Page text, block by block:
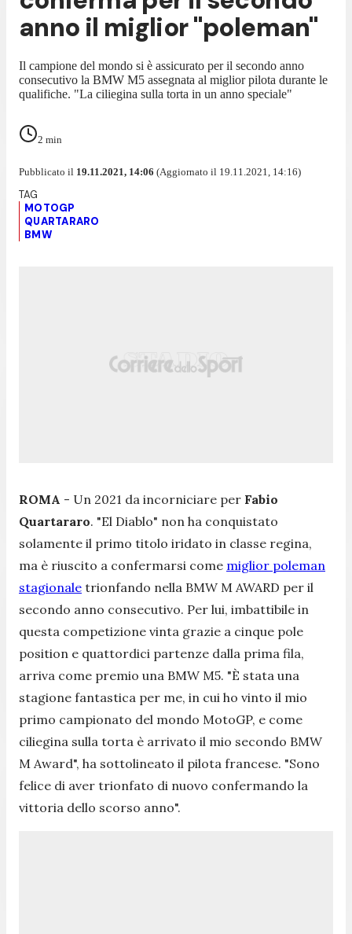
anno il miglior "poleman"
Il campione del mondo si è assicurato per il secondo anno
consecutivo la BMW M5 assegnata al miglior pilota durante le
qualifiche. "La ciliegina sulla torta in un anno speciale"
2 min
Pubblicato il 19.11.2021, 14:06 (Aggiornato il 19.11.2021, 14:16)
MOTOGP
QUARTARARO
BMW
ROMA - Un 2021 da incorniciare per Fabio
Quartararo. "El Diablo" non ha conquistato
solamente il primo titolo iridato in classe regina,
ma è riuscito a confermarsi come miglior poleman
stagionale trionfando nella BMW M AWARD per il
secondo anno consecutivo. Per lui, imbattibile in
questa competizione vinta grazie a cinque pole
position e quattordici partenze dalla prima fila,
arriva come premio una BMW M5. "È stata una
stagione fantastica per me, in cui ho vinto il mio
primo campionato del mondo MotoGP, e come
ciliegina sulla torta è arrivato il mio secondo BMW
M Award", ha sottolineato il pilota francese. "Sono
felice di aver trionfato di nuovo confermando la
vittoria dello scorso anno".